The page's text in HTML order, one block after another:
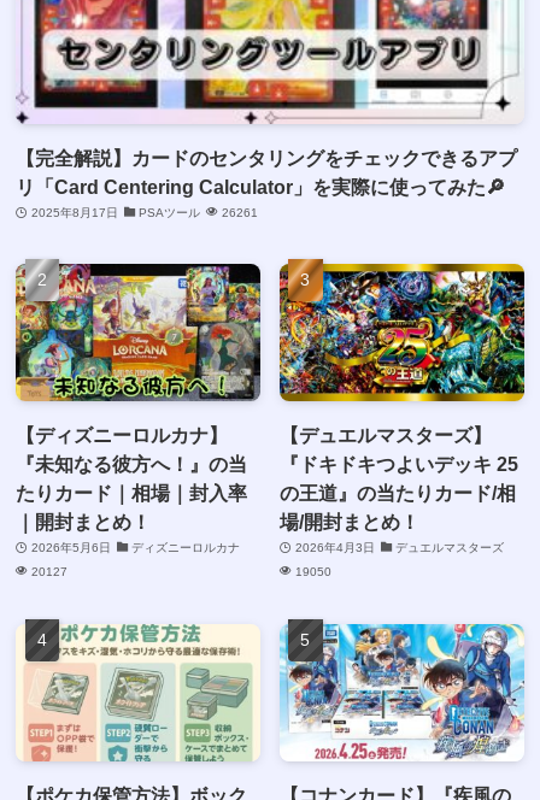
【完全解説】カードのセンタリングをチェックできるアプ
リ「Card Centering Calculator」を実際に使ってみた🔎
2025年8月17日 PSAツール 26261
【ディズニーロルカナ】
『未知なる彼方へ！』の当
たりカード｜相場｜封入率
｜開封まとめ！
2026年5月6日
ディズニーロルカナ
20127
【デュエルマスターズ】
『ドキドキつよいデッキ 25
の王道』の当たりカード/相
場/開封まとめ！
2026年4月3日
デュエルマスターズ
19050
【ポケカ保管方法】ボック
【コナンカード】『疾風の